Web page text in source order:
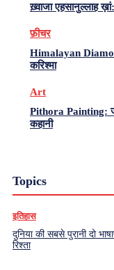
ख़्वाजा एहसानुल्लाह
फ़ीचर
Himalayan
करिश्मा
Art
Pithora Painting:
कहानी
Topics
इतिहास
दुनिया की सबसे पुरानी दो
रिश्ता